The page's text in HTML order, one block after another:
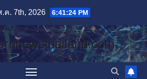
ค. 7th, 2026 6:41:25 PM